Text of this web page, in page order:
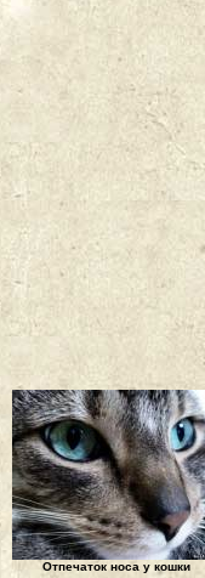
Отпечаток носа у кошки